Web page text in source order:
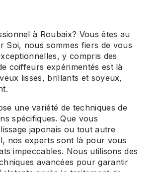
à Roubaix? Vous êtes au
Soi, nous sommes fiers de vous
y compris des
coiffeurs expérimentés est là
lisses, brillants et soyeux,
une variété de techniques de
spécifiques. Que vous
japonais ou tout autre
nos experts sont là pour vous
impeccables. Nous utilisons des
avancées pour garantir